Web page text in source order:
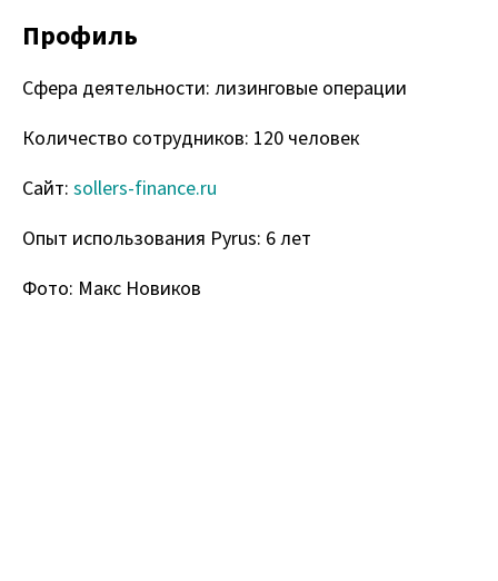
Профиль
Сфера деятельности: лизинговые операции
Количество сотрудников: 120 человек
Сайт: sollers-finance.ru
Опыт использования Pyrus: 6 лет
Фото: Макс Новиков